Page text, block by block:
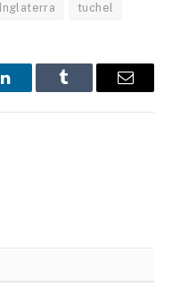
Inglaterra tuchel
LinkedInTumblr Email